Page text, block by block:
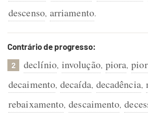
descenso, arriamento.
Contrário de progresso:
2 declínio, involução, piora,
decaimento, decaída, decadência,
rebaixamento, descaimento,